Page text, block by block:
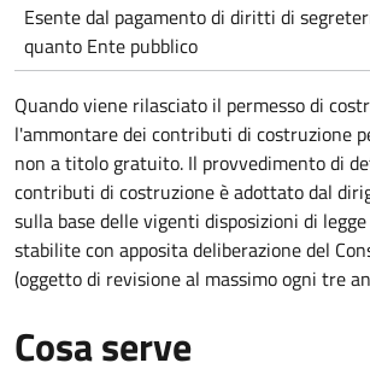
Esente dal pagamento di diritti di
quanto Ente pubblico
Quando viene rilasciato il permesso di
l'ammontare dei contributi di costruzione
non a titolo gratuito. Il provvedimento di
contributi di costruzione è adottato dal
sulla base delle vigenti disposizioni di
stabilite con apposita deliberazione del
(oggetto di revisione al massimo ogni tre
Cosa serve